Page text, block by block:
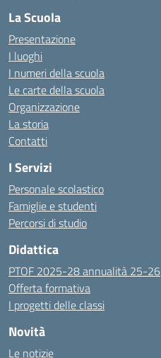
La Scuola
Presentazione
I luoghi
I numeri della scuola
Le carte della scuola
Organizzazione
La storia
Contatti
I Servizi
Personale scolastico
Famiglie e studenti
Percorsi di studio
Didattica
PTOF 2025-28 annualità 25-26
Offerta formativa
I progetti delle classi
Novità
Le notizie